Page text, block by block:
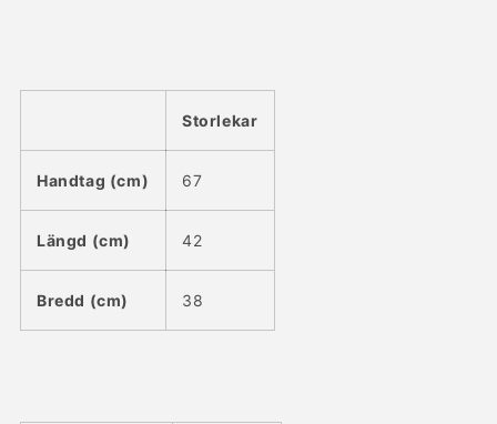
Storlekar
Handtag (cm) 67
Längd (cm) 42
Bredd (cm) 38